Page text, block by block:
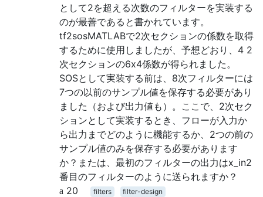
として2を超える次数のフィルターを実装する
のが最善であると書かれています。
tf2sosMATLABで2次セクションの係数を取得
するために使用しましたが、予想どおり、4 2
次セクションの6x4係数が得られました。
SOSとして実装する前は、8次フィルターには
7つの以前のサンプル値を保存する必要があり
ました（および出力値も）。ここで、2次セク
ションとして実装するとき、フローが入力か
ら出力までどのように機能するか、2つの前の
サンプル値のみを保存する必要があります
か？または、最初のフィルターの出力はx_in2
番目のフィルターのように送られますか？
20
filters
filter-design